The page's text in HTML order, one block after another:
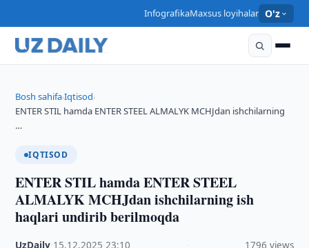
InfografikaMaxsus loyihalar O'z
Bosh sahifa›Iqtisod›
ENTER STIL hamda ENTER STEEL ALMALYK MCHJdan ishchilarning
…
IQTISOD
ENTER STIL hamda ENTER STEEL
ALMALYK MCHJdan ishchilarning ish
haqlari undirib berilmoqda
UzDaily 15.12.2025 ·23:10 1796 views